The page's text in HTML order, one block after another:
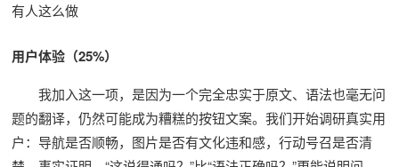
有人这么做
用户体验（25%）
我加入这一项，是因为一个完全忠实于原文、语法也毫无问
题的翻译，仍然可能成为糟糕的按钮文案。我们开始调研真实用
户：导航是否顺畅，图片是否有文化违和感，行动号召是否清